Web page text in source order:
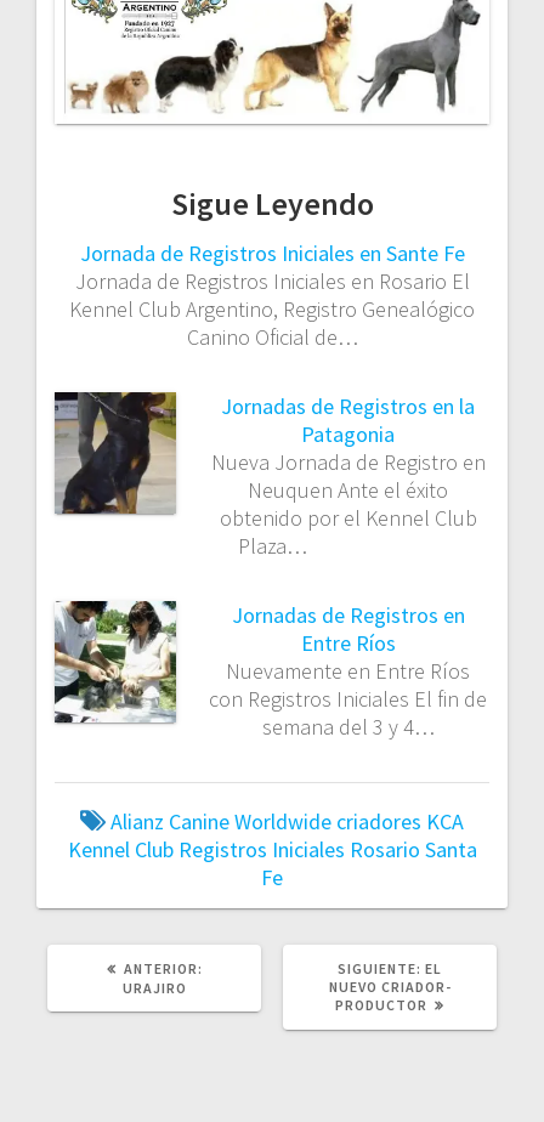
Sigue Leyendo
Jornada de Registros Iniciales en Sante Fe
Jornada de Registros Iniciales en Rosario El
Kennel Club Argentino, Registro Genealógico
Canino Oficial de…
Jornadas de Registros en la
Patagonia
Nueva Jornada de Registro en
Neuquen Ante el éxito
obtenido por el Kennel Club
Plaza…
Jornadas de Registros en
Entre Ríos
Nuevamente en Entre Ríos
con Registros Iniciales El fin de
semana del 3 y 4…
Alianz Canine Worldwide criadores KCA
Kennel Club Registros Iniciales Rosario Santa
Fe
ANTERIOR:
URAJIRO
SIGUIENTE: SIGUIENTE
POST:
EL
NUEVO CRIADOR-
PRODUCTOR